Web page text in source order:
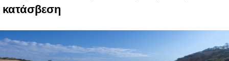
κατάσβεση